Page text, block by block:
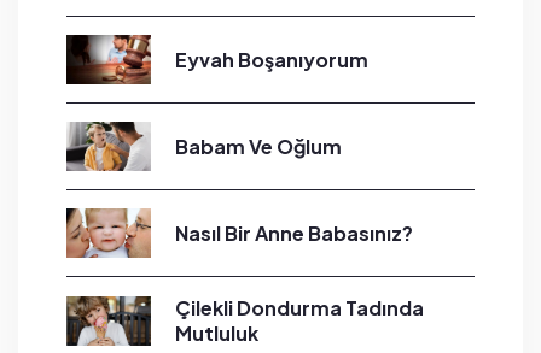
Eyvah Boşanıyorum
Babam Ve Oğlum
Nasıl Bir Anne Babasınız?
Çilekli Dondurma Tadında
Mutluluk